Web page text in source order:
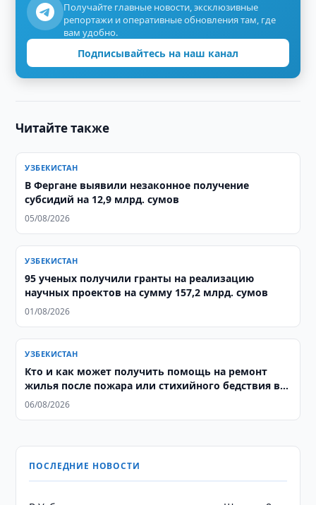
Получайте главные новости, эксклюзивные
репортажи и оперативные обновления там, где
вам удобно.
Подписывайтесь на наш канал
Читайте также
УЗБЕКИСТАН
В Фергане выявили незаконное получение
субсидий на 12,9 млрд. сумов
05/08/2026
УЗБЕКИСТАН
95 ученых получили гранты на реализацию
научных проектов на сумму 157,2 млрд. сумов
01/08/2026
УЗБЕКИСТАН
Кто и как может получить помощь на ремонт
жилья после пожара или стихийного бедствия в
Узбекистане
06/08/2026
ПОСЛЕДНИЕ НОВОСТИ